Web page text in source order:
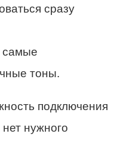
сразу
самые
тоны.
подключения
нужного